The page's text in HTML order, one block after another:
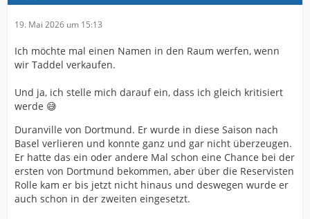
19. Mai 2026 um 15:13
Ich möchte mal einen Namen in den Raum werfen, wenn
wir Taddel verkaufen.
Und ja, ich stelle mich darauf ein, dass ich gleich kritisiert
werde 😅
Duranville von Dortmund. Er wurde in diese Saison nach
Basel verlieren und konnte ganz und gar nicht überzeugen.
Er hatte das ein oder andere Mal schon eine Chance bei der
ersten von Dortmund bekommen, aber über die Reservisten
Rolle kam er bis jetzt nicht hinaus und deswegen wurde er
auch schon in der zweiten eingesetzt.